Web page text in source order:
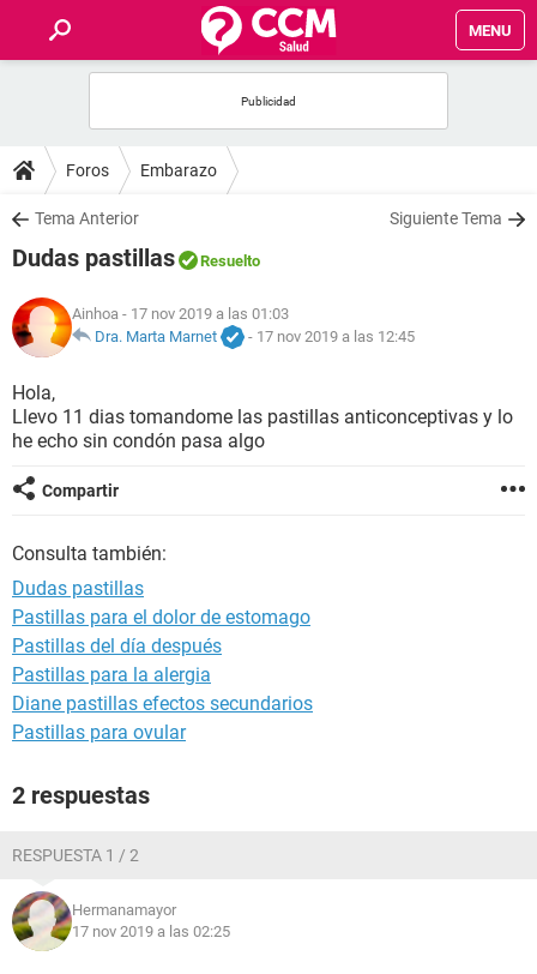
MENU
FOROS
SALUD
NUTRICIÓN
BIENESTAR
Foros Embarazo
Tema Anterior Siguiente Tema
Dudas pastillas Resuelto
Ainhoa - 17 nov 2019 a las 01:03
Dra. Marta Marnet
- 17 nov 2019 a las 12:45
Hola,
Llevo 11 dias tomandome las pastillas anticonceptivas y lo
he echo sin condón pasa algo
Compartir
Consulta también:
Dudas pastillas
Pastillas para el dolor de estomago
Pastillas del día después
Pastillas para la alergia
Diane pastillas efectos secundarios
Pastillas para ovular
2 respuestas
RESPUESTA 1 / 2
Hermanamayor
17 nov 2019 a las 02:25